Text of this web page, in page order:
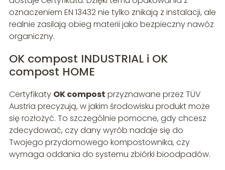
oznaczeniem EN 13432 nie tylko znikają z instalacji, ale
realnie zasilają obieg materii jako bezpieczny nawóz
organiczny.
OK compost INDUSTRIAL i OK
compost HOME
Certyfikaty OK compost przyznawane przez TÜV
Austria precyzują, w jakim środowisku produkt może
się rozłożyć. To szczególnie pomocne, gdy chcesz
zdecydować, czy dany wyrób nadaje się do
Twojego przydomowego kompostownika, czy
wymaga oddania do systemu zbiórki bioodpadów.